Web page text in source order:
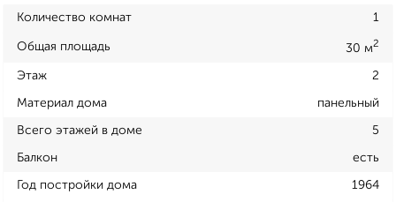
Количество комнат 1
Общая площадь 30 м2
Этаж 2
Материал дома панельный
Всего этажей в доме 5
Балкон есть
Год постройки дома 1964